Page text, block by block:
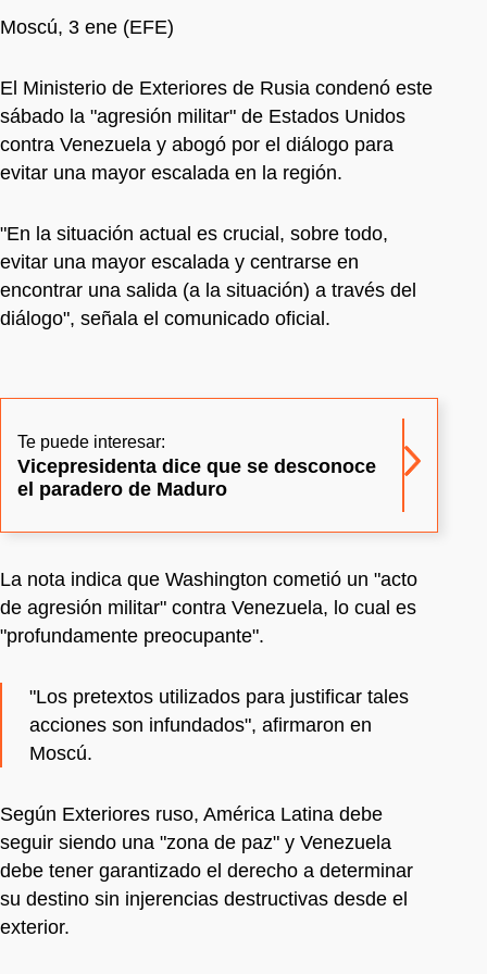
Moscú, 3 ene (EFE)
El Ministerio de Exteriores de Rusia condenó este
sábado la "agresión militar" de Estados Unidos
contra Venezuela y abogó por el diálogo para
evitar una mayor escalada en la región.
"En la situación actual es crucial, sobre todo,
evitar una mayor escalada y centrarse en
encontrar una salida (a la situación) a través del
diálogo", señala el comunicado oficial.
Te puede interesar:
Vicepresidenta dice que se desconoce
el paradero de Maduro
La nota indica que Washington cometió un "acto
de agresión militar" contra Venezuela, lo cual es
"profundamente preocupante".
"Los pretextos utilizados para justificar tales
acciones son infundados", afirmaron en
Moscú.
Según Exteriores ruso, América Latina debe
seguir siendo una "zona de paz" y Venezuela
debe tener garantizado el derecho a determinar
su destino sin injerencias destructivas desde el
exterior.